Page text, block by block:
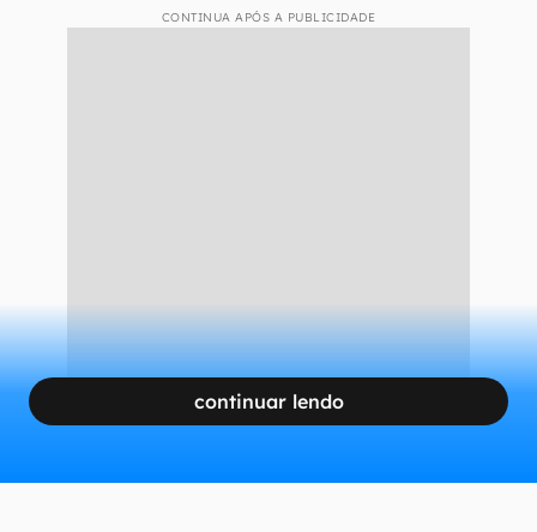
CONTINUA APÓS A PUBLICIDADE
continuar lendo